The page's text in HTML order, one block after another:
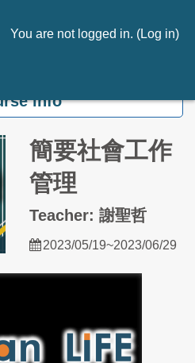
You are not logged in. (Log in)
info
簡要社會工作
管理
Teacher: 謝聖哲
2023/05/19~2023/06/29